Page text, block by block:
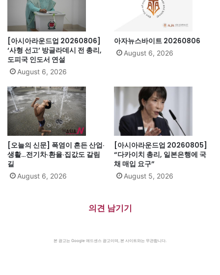
[아시아라운드업 20260806]
‘사형 선고’ 방글라데시 전 총리,
도피국 인도서 연설
August 6, 2026
아자뉴스바이트 20260806
August 6, 2026
[오늘의 신문] 폭염이 흔든 산업·
생활…전기차·환율·집값도 갈림
길
August 6, 2026
[아시아라운드업 20260805]
“다카이치 총리, 일본은행에 국
채 매입 요구”
August 5, 2026
의견 남기기
본 광고는 Google 애드센스 광고이며, 본 사이트와는 무관합니다.